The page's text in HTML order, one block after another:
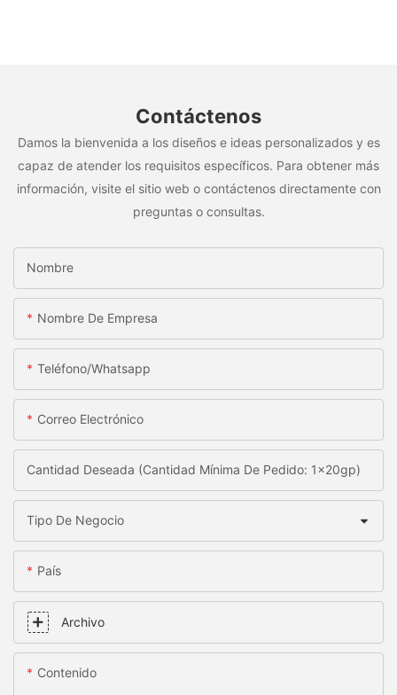
Contáctenos
Damos la bienvenida a los diseños e ideas personalizados y es
capaz de atender los requisitos específicos. Para obtener más
información, visite el sitio web o contáctenos directamente con
preguntas o consultas.
Nombre
Nombre De Empresa
Teléfono/whatsapp
Correo Electrónico
Cantidad Deseada (Cantidad Mínima De Pedido: 1x20gp)
Tipo De Negocio
País
Archivo
Contenido